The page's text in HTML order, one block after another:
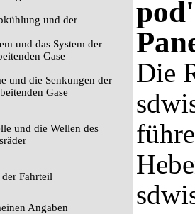
und der
und das System der
Gase
und die Senkungen der
Gase
und die Wellen des
Fahrteil
Angaben
Die